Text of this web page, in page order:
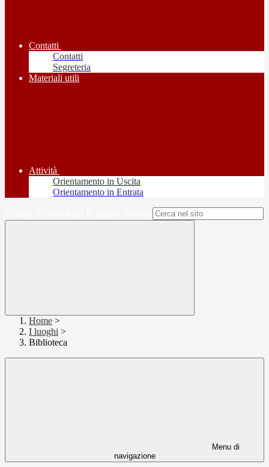
Contatti
Contatti
Segreteria
Materiali utili
Attività
Orientamento in Uscita
Orientamento in Entrata
Home >
I luoghi >
Biblioteca
Menu di
navigazione